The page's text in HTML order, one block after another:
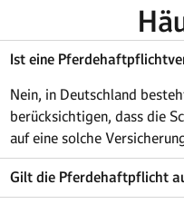
Ist eine
Nein, in Deutschland
berücksichtigen, dass die
auf eine solche
Gilt die Pferdehaftpflicht